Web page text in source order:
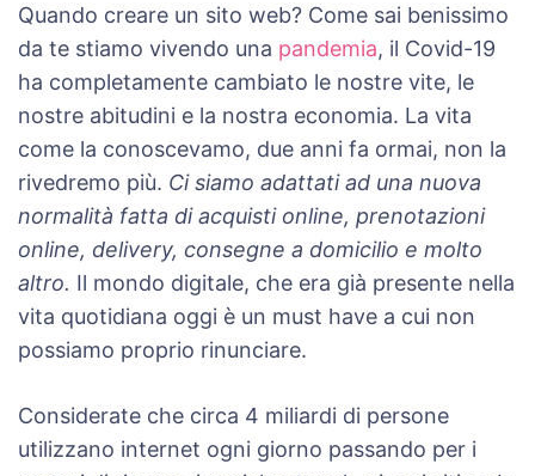
Quando creare un sito web? Come sai benissimo
da te stiamo vivendo una pandemia, il Covid-19
ha completamente cambiato le nostre vite, le
nostre abitudini e la nostra economia. La vita
come la conoscevamo, due anni fa ormai, non la
rivedremo più. Ci siamo adattati ad una nuova
normalità fatta di acquisti online, prenotazioni
online, delivery, consegne a domicilio e molto
altro. Il mondo digitale, che era già presente nella
vita quotidiana oggi è un must have a cui non
possiamo proprio rinunciare.
Considerate che circa 4 miliardi di persone
utilizzano internet ogni giorno passando per i